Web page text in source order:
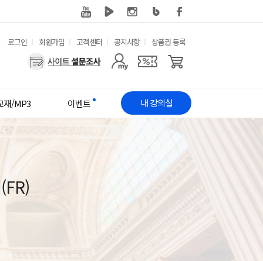
유
뉴
로그인 회원가입 고객센터 공지사항 상품권 등록
사
메
뉴
재/MP3 이벤트 내 강의실